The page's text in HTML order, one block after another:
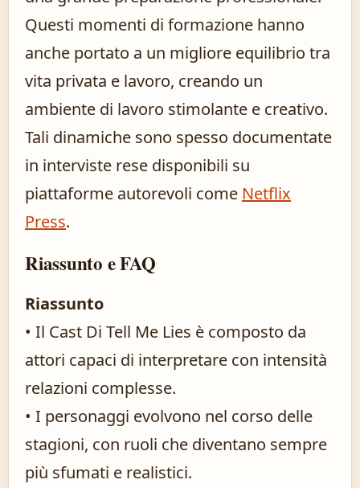
Questi momenti di formazione hanno
anche portato a un migliore equilibrio tra
vita privata e lavoro, creando un
ambiente di lavoro stimolante e creativo.
Tali dinamiche sono spesso documentate
in interviste rese disponibili su
piattaforme autorevoli come Netflix
Press.
Riassunto e FAQ
Riassunto
• Il Cast Di Tell Me Lies è composto da
attori capaci di interpretare con intensità
relazioni complesse.
• I personaggi evolvono nel corso delle
stagioni, con ruoli che diventano sempre
più sfumati e realistici.